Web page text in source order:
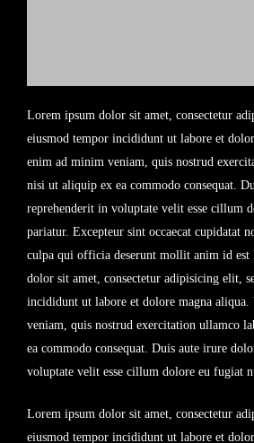
Lorem ipsum dolor sit amet, consectetur
eiusmod tempor incididunt ut labore et
enim ad minim veniam, quis nostrud
nisi ut aliquip ex ea commodo consequat.
reprehenderit in voluptate velit esse cillum
pariatur. Excepteur sint occaecat cupidatat
culpa qui officia deserunt mollit anim id
dolor sit amet, consectetur adipisicing elit,
incididunt ut labore et dolore magna
veniam, quis nostrud exercitation ullamco
ea commodo consequat. Duis aute irure
voluptate velit esse cillum dolore eu fugiat
Lorem ipsum dolor sit amet, consectetur
eiusmod tempor incididunt ut labore et